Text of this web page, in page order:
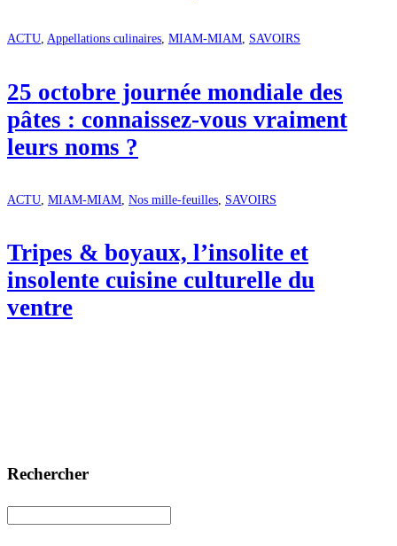
ACTU, Appellations culinaires, MIAM-MIAM, SAVOIRS
25 octobre journée mondiale des
pâtes : connaissez-vous vraiment
leurs noms ?
ACTU, MIAM-MIAM, Nos mille-feuilles, SAVOIRS
Tripes & boyaux, l’insolite et
insolente cuisine culturelle du
ventre
Rechercher